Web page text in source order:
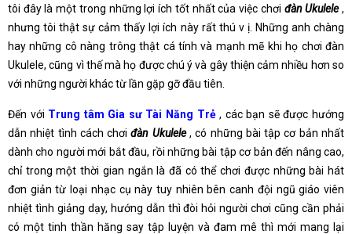
tôi đây là một trong những lợi ích tốt nhất của việc chơi đàn Ukulele,
nhưng tôi thật sự cảm thấy lợi ích này rất thú v ị. Những anh chàng
hay những cô nàng trông thật cá tính và mạnh mẽ khi họ chơi đàn
Ukulele, cũng vì thế mà họ được chú ý và gây thiện cảm nhiều hơn so
với những người khác từ lần gặp gỡ đầu tiên.
Đến với Trung tâm Gia sư Tài Năng Trẻ, các bạn sẽ được hướng
dẫn nhiệt tình cách chơiđàn Ukulele, có những bài tập cơ bản nhất
dành cho người mới bắt đầu, rồi những bài tập cơ bản đến nâng cao,
chỉ trong một thời gian ngắn là đã có thể chơi được những bài hát
đơn giản từ loại nhạc cụ này tuy nhiên bên canh đội ngũ giáo viên
nhiệt tình giảng dạy, hướng dẫn thì đòi hỏi người chơi cũng cần phải
có một tinh thần hăng say tập luyện và đam mê thì mới mang lại